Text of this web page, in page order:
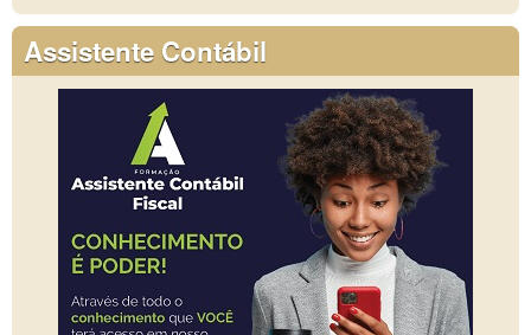
Assistente Contábil